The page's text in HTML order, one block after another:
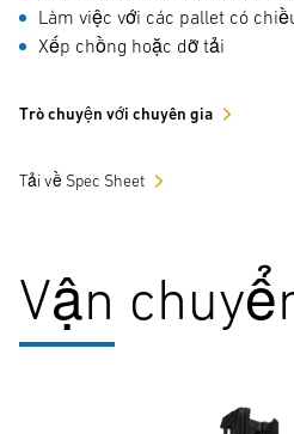
Làm việc với các pallet có
Xếp chồng hoặc dỡ tải
Trò chuyện với chuyên gia
Tải về Spec Sheet
Vận